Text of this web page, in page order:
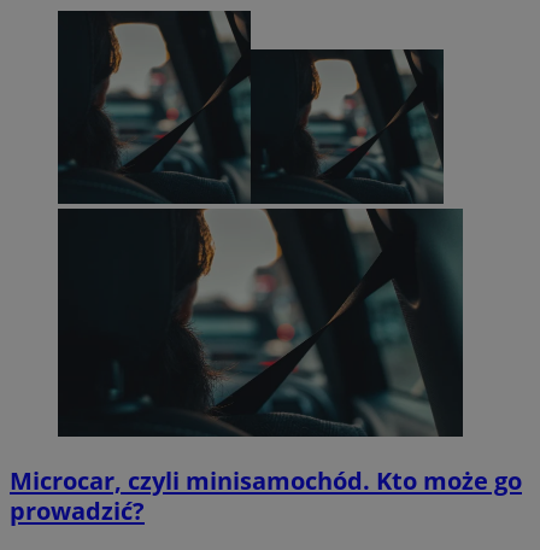
Microcar, czyli minisamochód. Kto może go
prowadzić?